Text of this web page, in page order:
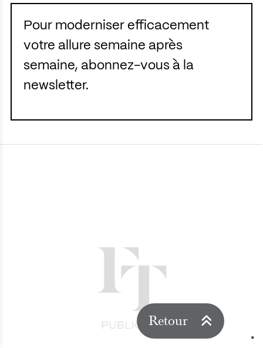
Pour moderniser efficacement
votre allure semaine après
semaine, abonnez-vous à la
newsletter.
Retour